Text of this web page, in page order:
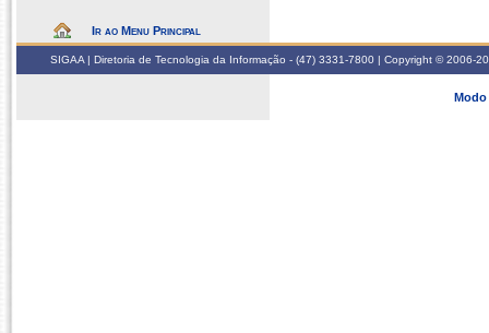
Ir ao Menu Principal
SIGAA | Diretoria de Tecnologia da Informação - (47) 3331-7800 | Copyright © 2006-
Modo